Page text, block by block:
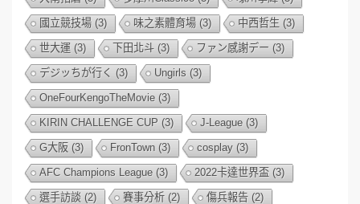
國立競技場 (3) 味之素體育場 (3) 中西哲生 (3)
世大運 (3) 下田北斗 (3) ファン感謝デー (3)
デジッちが行く (3) Ungirls (3)
OneFourKengoTheMovie (3)
KIRIN CHALLENGE CUP (3) J-League (3)
G大阪 (3) FronTown (3) cosplay (3)
AFC Champions League (3) 2022卡達世界盃 (3)
選手訪談 (2) 賽事分析 (2) 傷兵報告 (2)